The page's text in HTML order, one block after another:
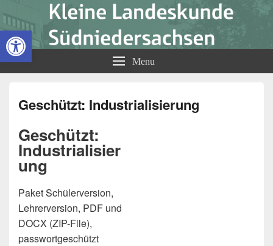
Open toolbar
Kleine Landeskunde
Südniedersachsen
Menu
Geschützt: Industrialisierung
Geschützt:
Industrialisier
ung
Paket Schülerversion,
Lehrerversion, PDF und
DOCX (ZIP-File),
passwortgeschützt